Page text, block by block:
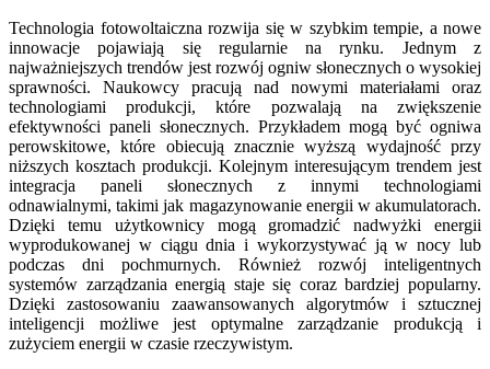
Technologia fotowoltaiczna rozwija się w szybkim tempie, a nowe
innowacje pojawiają się regularnie na rynku. Jednym z
najważniejszych trendów jest rozwój ogniw słonecznych o wysokiej
sprawności. Naukowcy pracują nad nowymi materiałami oraz
technologiami produkcji, które pozwalają na zwiększenie
efektywności paneli słonecznych. Przykładem mogą być ogniwa
perowskitowe, które obiecują znacznie wyższą wydajność przy
niższych kosztach produkcji. Kolejnym interesującym trendem jest
integracja paneli słonecznych z innymi technologiami
odnawialnymi, takimi jak magazynowanie energii w akumulatorach.
Dzięki temu użytkownicy mogą gromadzić nadwyżki energii
wyprodukowanej w ciągu dnia i wykorzystywać ją w nocy lub
podczas dni pochmurnych. Również rozwój inteligentnych
systemów zarządzania energią staje się coraz bardziej popularny.
Dzięki zastosowaniu zaawansowanych algorytmów i sztucznej
inteligencji możliwe jest optymalne zarządzanie produkcją i
zużyciem energii w czasie rzeczywistym.